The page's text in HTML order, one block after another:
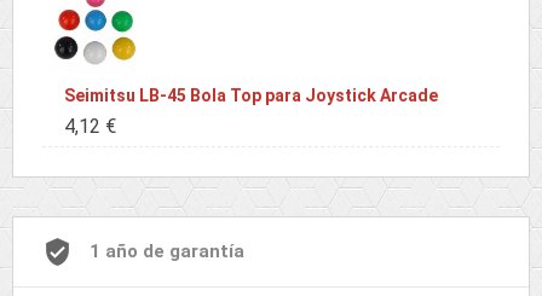
Seimitsu LB-45 Bola Top para Joystick Arcade
4,12 €
1 año de garantía